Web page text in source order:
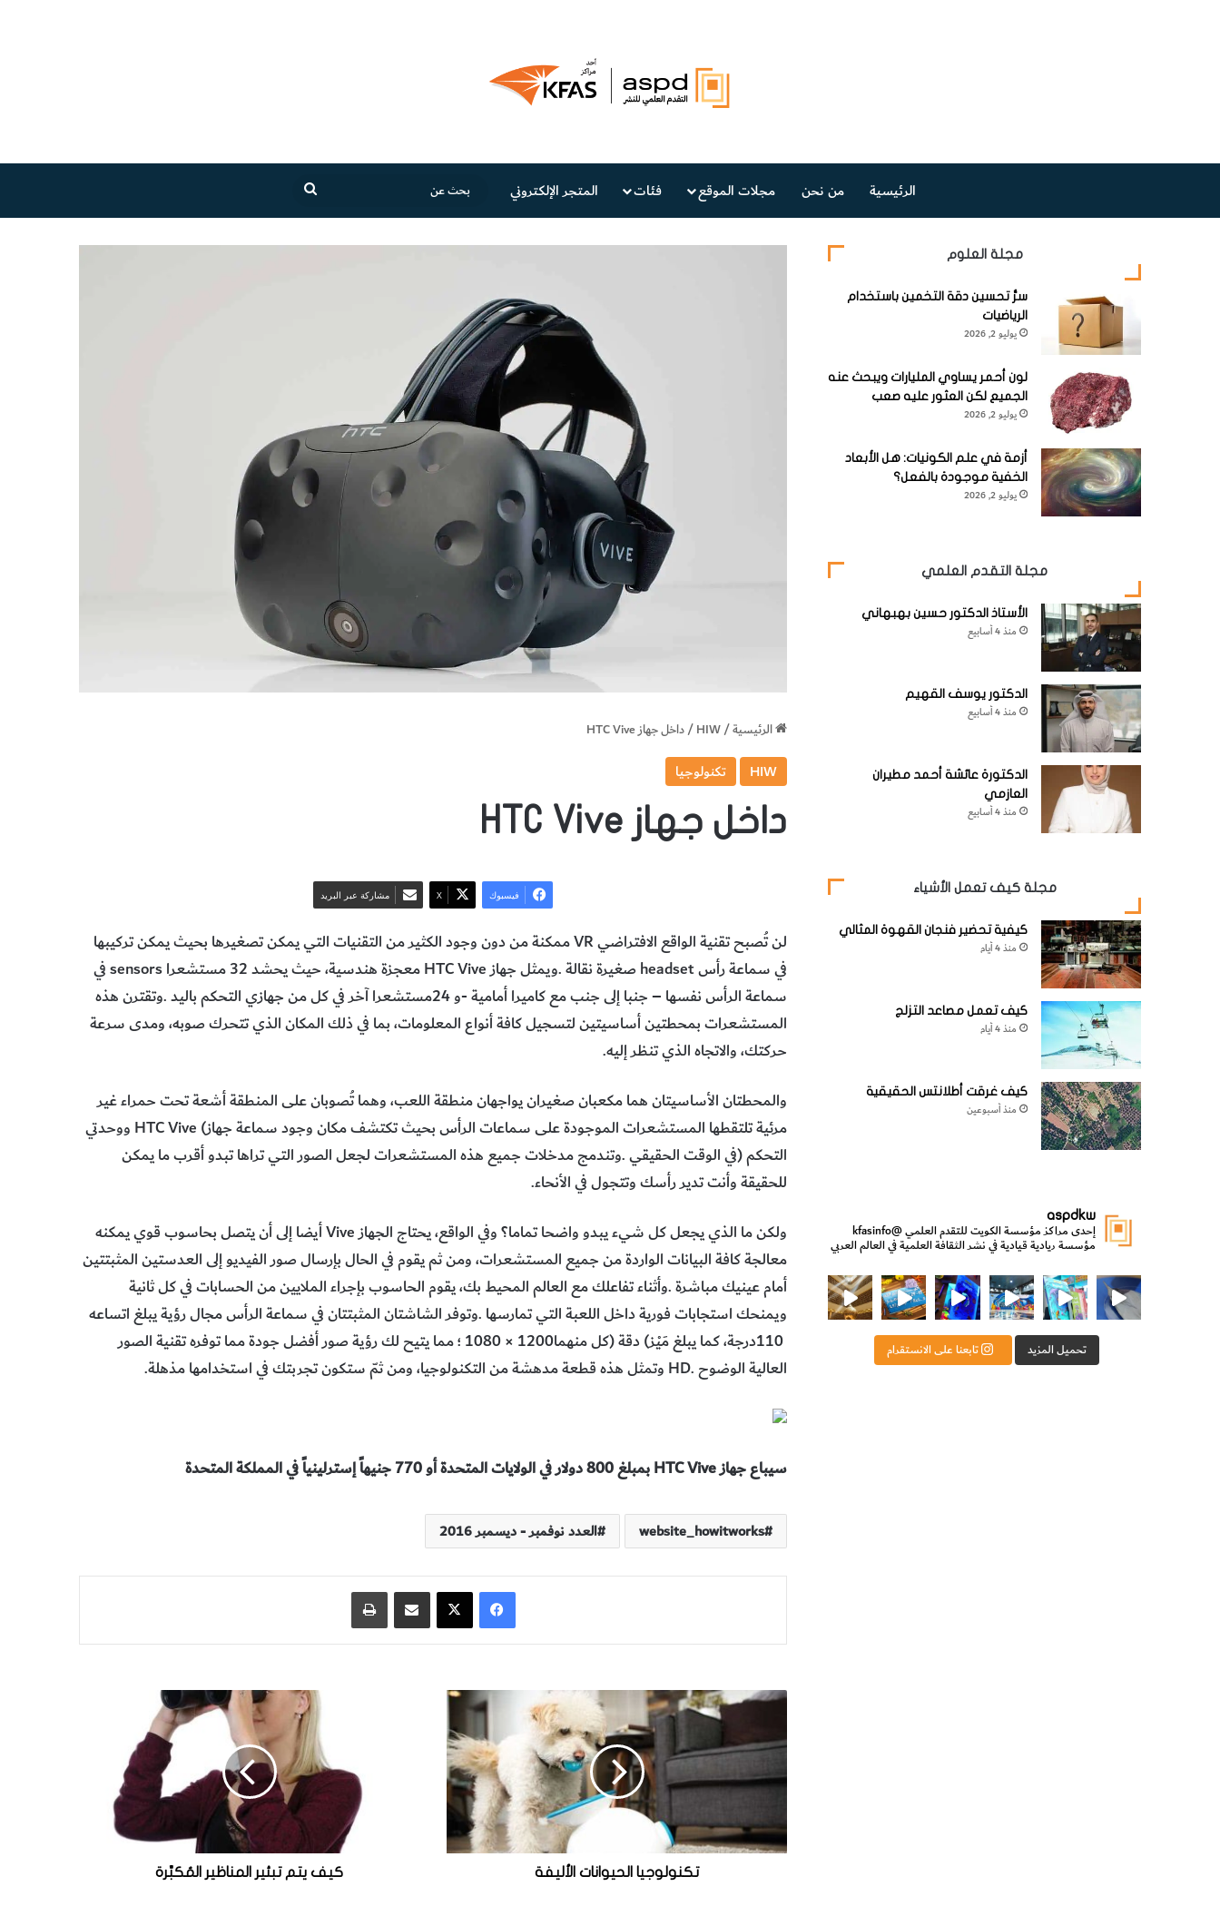
الرئيسية من نحن مجلات الموقع فئات المتجر الإلكتروني
عن
الرئيسية/
HIW
/داخل جهاز HTC Vive
HIW تكنولوجيا
داخل جهاز HTC Vive
فيسبوك ‫X مشاركة عبر البريد
‬حركتك،‭ ‬والاتجاه‭ ‬الذي‭ ‬تنظر‭ ‬إليه‭.‬
‬للحقيقة‭ ‬وأنت‭ ‬تدير‭ ‬رأسك‭ ‬وتتجول‭ ‬في‭ ‬الأنحاء‭.‬
‬العالية‭ ‬الوضوح‭ ‬HD‭. ‬وتمثل‭ ‬هذه‭ ‬قطعة‭ ‬مدهشة‭ ‬من‭ ‬التكنولوجيا،‭ ‬ومن‭ ‬ثمّ‭ ‬ستكون‭ ‬تجربتك‭ ‬في‭ ‬استخدامها‭ ‬مذهلة‭.‬
سيباع‭ ‬جهاز‭ ‬HTC Vive‭ ‬بمبلغ‭ ‬800‭ ‬دولار‭ ‬في‭ ‬الولايات‭ ‬المتحدة‭ ‬أو‭ ‬770‭ ‬جنيهاً‭ ‬إسترلينياً‭ ‬في‭ ‬المملكة‭ ‬المتحدة
website_howitworks العدد نوفمبر - ديسمبر 2016
فيسبوك ‫X مشاركة عبر البريد
ت
ن
ل
ي
ا
تكنولوجيا الحيوانات الأليفة كيف يتم تبئير المناظير المُكبِّرة
مجلة العلوم
سرُّ تحسين دقة التخمين باستخدام
الرياضيات
يوليو 2, 2026
لون أحمر يساوي المليارات ويبحث عنه
الجميع لكن العثور عليه صعب
يوليو 2, 2026
أزمة في علم الكونيات: هل الأبعاد
الخفية موجودة بالفعل؟
يوليو 2, 2026
مجلة التقدم العلمي
الأستاذ الدكتور حسين بهبهاني
منذ 4 أسابيع
الدكتور يوسف القهيم
منذ 4 أسابيع
الدكتورة عائشة أحمد مطيران
العازمي
منذ 4 أسابيع
مجلة كيف تعمل الأشياء
كيفية تحضير فنجان القهوة المثالي
منذ 4 أيام
كيف تعمل مصاعد التزلج
منذ 4 أيام
كيف غرقت أطلانتس الحقيقية
منذ أسبوعين
aspdkw
إحدى مراكز مؤسسة الكويت للتقدم العلمي@kfasinfo
مؤسسة ريادية قيادية في نشر الثقافة العلمية في العالم العربي
ووزير الدولة لشؤون الش
من الأعماق نكتشف ومن الكتب نتعلّم⁨ رجعنا! ما كنّا بعيد! مجهزين لكم كل جديد!⁩
تحميل المزيد تابعنا على الانستقرام